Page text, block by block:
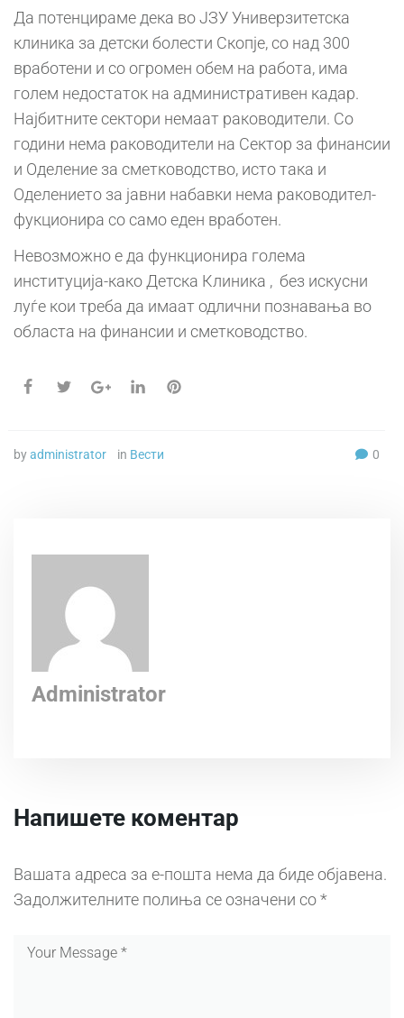
Да потенцираме дека во ЈЗУ Универзитетска
клиника за детски болести Скопје, со над 300
вработени и со огромен обем на работа, има
голем недостаток на административен кадар.
Најбитните сектори немаат раководители. Со
години нема раководители на Сектор за финансии
и Оделение за сметководство, исто така и
Оделението за јавни набавки нема раководител-
фукционира со само еден вработен.
Невозможно е да функционира голема
институција-како Детска Клиника , без искусни
луѓе кои треба да имаат одлични познавања во
областа на финансии и сметководство.
byadministrator in Вести 0
Administrator
Напишете коментар
Вашата адреса за е-пошта нема да биде објавена.
Задолжителните полиња се означени со*